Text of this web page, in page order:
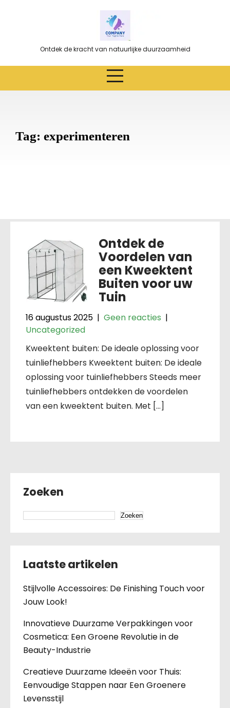
Ontdek de kracht van natuurlijke duurzaamheid
Tag: experimenteren
Ontdek de
Voordelen van
een Kweektent
Buiten voor uw
Tuin
16 augustus 2025 | Geen reacties |
Uncategorized
Kweektent buiten: De ideale oplossing voor
tuinliefhebbers Kweektent buiten: De ideale
oplossing voor tuinliefhebbers Steeds meer
tuinliefhebbers ontdekken de voordelen
van een kweektent buiten. Met […]
Zoeken
Zoeken
Laatste artikelen
Stijlvolle Accessoires: De Finishing Touch voor
Jouw Look!
Innovatieve Duurzame Verpakkingen voor
Cosmetica: Een Groene Revolutie in de
Beauty-Industrie
Creatieve Duurzame Ideeën voor Thuis:
Eenvoudige Stappen naar Een Groenere
Levensstijl